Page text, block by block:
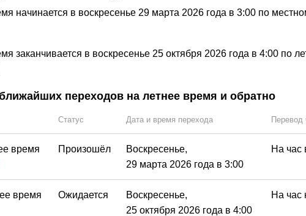
начинается в воскресенье 29 марта 2026 года в 3:00 по
заканчивается в воскресенье 25 октября 2026 года в 4:00 по
переходов на летнее время и обратно
Статус Дата и время перехода Перевод
время
Произошёл
Воскресенье,
29 марта 2026 года в 3:00
На час
время Ожидается
Воскресенье,
25 октября 2026 года в 4:00
На час